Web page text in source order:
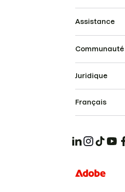
Assistance
Communauté
Juridique
Français